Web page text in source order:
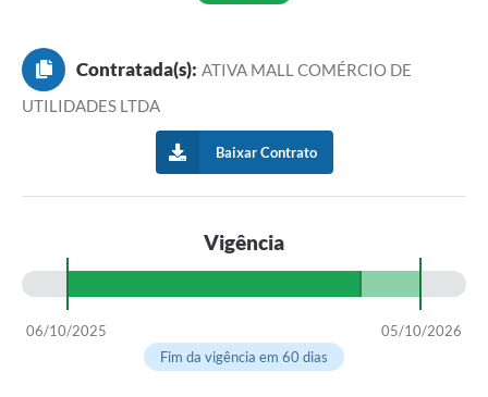
Contratada(s): ATIVA MALL COMÉRCIO DE
UTILIDADES LTDA
Baixar Contrato
Vigência
06/10/2025
05/10/2026
Fim da vigência em 60 dias